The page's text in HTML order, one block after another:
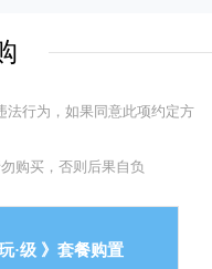
法行为，如果同意此项约定方
购买，否则后果自负
玩·级 》套餐购置